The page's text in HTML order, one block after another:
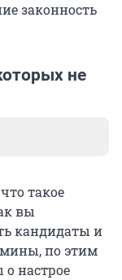
законность
не
в
такое
вы
кандидаты и
по этим
настрое